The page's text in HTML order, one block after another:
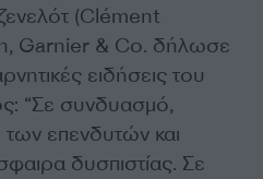
(Clément
Garnier & Co. δήλωσε
ειδήσεις του
“Σε συνδυασμό,
επενδυτών και
δυσπιστίας. Σε